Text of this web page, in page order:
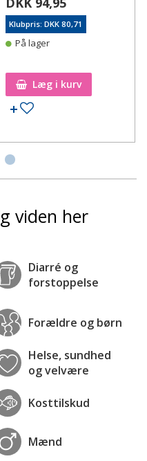
Klubpris: DKK 80,71
På lager
Læg i kurv
Tilføj til ønskeseddel
viden her
Diarré og
forstoppelse
Forældre og børn
Helse, sundhed
og velvære
Kosttilskud
Mænd